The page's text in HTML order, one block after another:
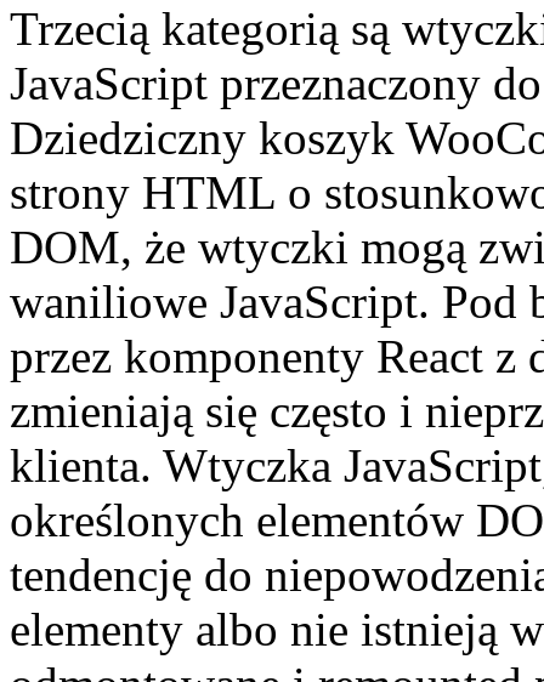
Trzecią kategorią są
JavaScript przeznaczony
Dziedziczny koszyk
strony HTML o
DOM, że wtyczki mogą
waniliowe JavaScript. Pod
przez komponenty React
zmieniają się często i
klienta. Wtyczka
określonych elementów
tendencję do
elementy albo nie istnieją